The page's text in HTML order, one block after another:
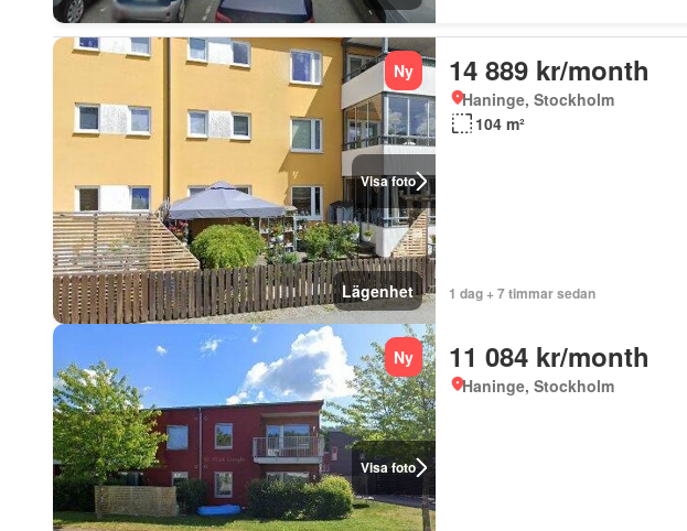
Visa foto
Ny
Lägenhet
14 889 kr/month
Haninge, Stockholm
104 m²
1 dag + 7 timmar sedan
Visa foto
Ny 11 084 kr/month
Haninge, Stockholm